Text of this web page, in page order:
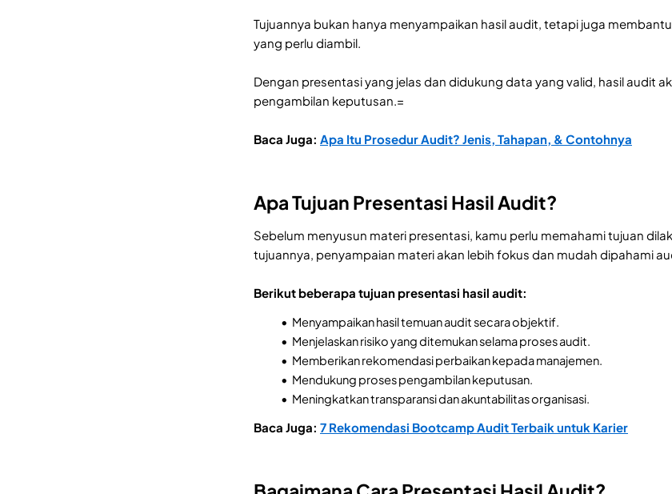
Tujuannya bukan hanya menyampaikan hasil audit, tetapi juga
yang perlu diambil.
Dengan presentasi yang jelas dan didukung data yang valid, hasil audit
pengambilan keputusan.=
Baca Juga: Apa Itu Prosedur Audit? Jenis, Tahapan, & Contohnya
Apa Tujuan Presentasi Hasil Audit?
Sebelum menyusun materi presentasi, kamu perlu memahami tujuan
tujuannya, penyampaian materi akan lebih fokus dan mudah dipahami
Berikut beberapa tujuan presentasi hasil audit:
Menyampaikan hasil temuan audit secara objektif.
Menjelaskan risiko yang ditemukan selama proses audit.
Memberikan rekomendasi perbaikan kepada manajemen.
Mendukung proses pengambilan keputusan.
Meningkatkan transparansi dan akuntabilitas organisasi.
Baca Juga: 7 Rekomendasi Bootcamp Audit Terbaik untuk Karier